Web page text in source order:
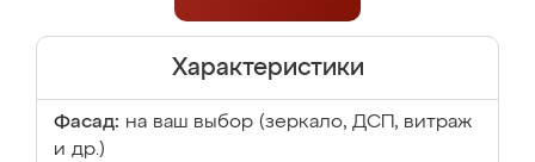
Характеристики
Фасад: на ваш выбор (зеркало, ДСП, витраж
и др.)